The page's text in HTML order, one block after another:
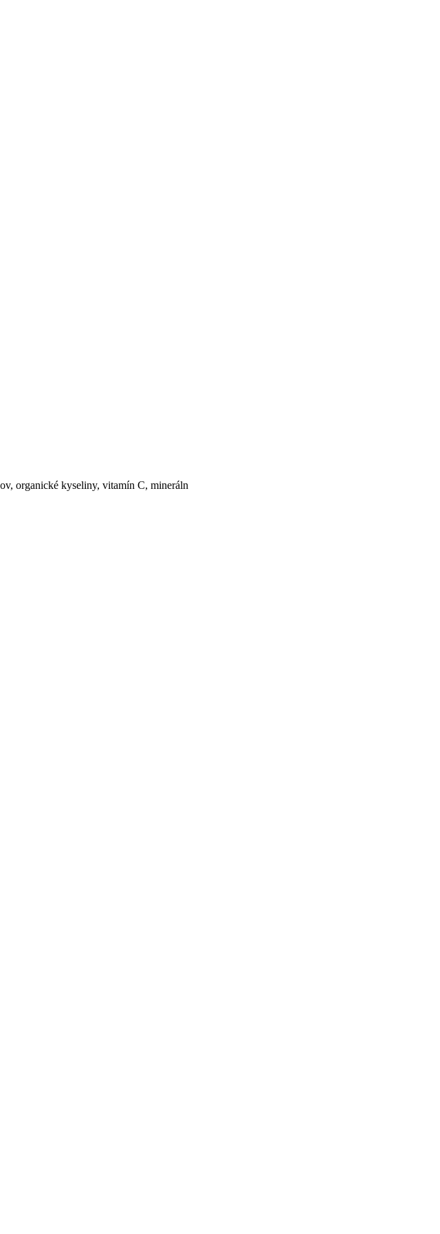
organické kyseliny, vitamín C, mineráln